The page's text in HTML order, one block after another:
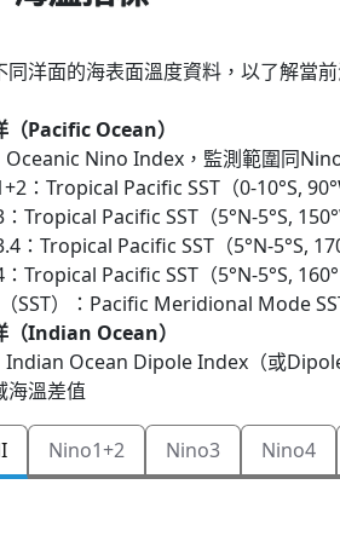
同洋面的海表面溫度資料，以了解當
（Pacific Ocean）
Oceanic Nino Index，監測範圍同
：Tropical Pacific SST（0-10°S,
Tropical Pacific SST（5°N-5°S,
：Tropical Pacific SST（5°N-5°S,
Tropical Pacific SST（5°N-5°S,
SST）：Pacific Meridional Mode
（Indian Ocean）
Ocean Dipole Index（或Dipole
海溫差值
Nino1+2 Nino3 Nino4